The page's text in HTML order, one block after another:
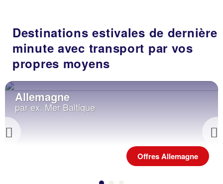
Destinations estivales de dernière
minute avec transport par vos
propres moyens
Previous
Allemagne
par ex. Mer Baltique
Offres Allemagne